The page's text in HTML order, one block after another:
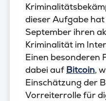
dieser Aufgabe
September ihren
Kriminalität im
Einen besonderen
dabei auf Bitcoin,
Einschätzung der
Vorreiterrolle für